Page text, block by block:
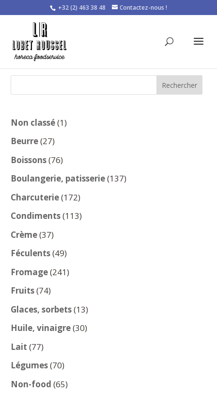
+32 (2) 463 38 48 Contactez-nous !
Rechercher
Non classé 11
Beurre 2727
produits
Boissons 7676
produits
Boulangerie, patisserie 137137
Charcuterie 172172
produits
Condiments 113113
Crème 3737
produits
Féculents 4949
produits
Fromage 241241
Fruits 7474
produits
Glaces, sorbets 1313
produits
Huile, vinaigre 3030
Lait 7777
produits
Légumes 7070
produits
Non-food 6565